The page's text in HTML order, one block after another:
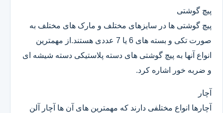
پیچ گوشتی
پیچ گوشتی ها در سایزهای مختلف و مارک های مختلف به
صورت تکی و بسته های 6 یا 7 عددی هستند.از مهمترین
انواع آنها به پیچ گوشتی های دسته پلاستیکی دسته شیشه ای
و ضربه خور اشاره کرد.
آچار
آچارها انواع مختلفی دارند که مهمترین های آن ها آچار آلن